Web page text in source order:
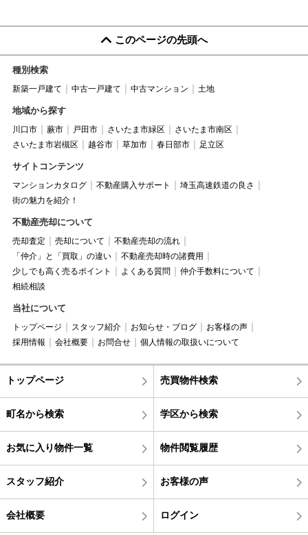
このページの先頭へ
種別検索
新築一戸建て 中古一戸建て 中古マンション 土地
地域から探す
川口市 蕨市 戸田市 さいたま市緑区
さいたま市南区
さいたま市岩槻区
越谷市 草加市 春日部市 足立区
サイトコンテンツ
マンションカタログ 不動産購入サポート
埼玉高速鉄道の良さ
街の魅力を紹介！
不動産売却について
売却査定 売却について
不動産売却の流れ
「仲介」と「買取」の違い
不動産売却時の諸費用
少しでも高く売るポイント
よくある質問
仲介手数料について
相続相談
当社について
トップページ スタッフ紹介 お知らせ・ブログ
お客様の声
採用情報
会社概要 お問合せ 個人情報の取扱いについて
トップページ 売買物件検索
町名から検索 学区から検索
お気に入り物件一覧 物件閲覧履歴
スタッフ紹介 お客様の声
会社概要 ログイン